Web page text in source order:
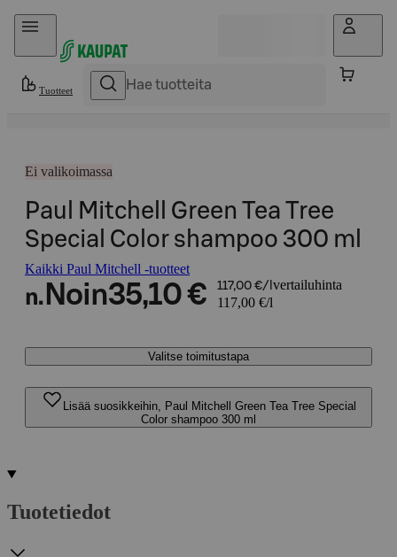
Hyppää sisältöön
Tuotteet
Ei valikoimassa
Paul Mitchell Green Tea Tree
Special Color shampoo 300 ml
Kaikki Paul Mitchell -tuotteet
n. Noin35,10 € 117,00 €/l vertailuhinta
117,00 €/l
Valitse toimitustapa
Lisää suosikkeihin, Paul Mitchell Green Tea Tree Special
Color shampoo 300 ml
Tuotetiedot